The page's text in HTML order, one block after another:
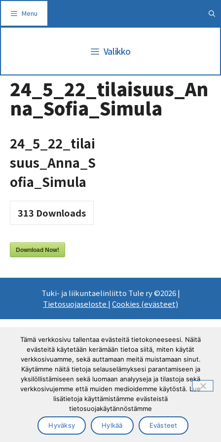
sisältöön
Menu
Valikko
24_5_22_tilaisuus_An
na_Sofia_Simula
24_5_22_tilai
suus_Anna_S
ofia_Simula
313 Downloads
Download Now!
Tuki- ja liikuntaelinliitto Tule ry ©2026 |
Tietosuojaseloste | Cookies (evästeet)
Tämä verkkosivu tallentaa evästeitä tietokoneeseesi. Näitä
evästeitä käytetään kerämään tietoa siitä, miten käytät
verkkosivuamme, sekä auttamaan meitä muistamaan sinut.
Käytämme näitä tietoja selauselämyksesi parantamiseen ja
yksilöllistämiseen sekä luomaan analyyseja ja tilastoja sekä
verkkosivujemme että muiden medioidemme käytöstä. Lue
lisätietoja käyttämistämme evästeistä
tietosuojakäytännöstämme
Hyväksy Hylkää Evästeet